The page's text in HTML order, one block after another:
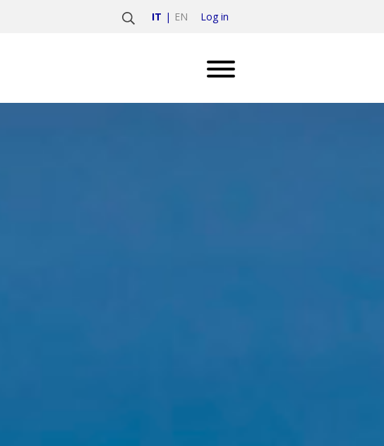
IT EN Log in